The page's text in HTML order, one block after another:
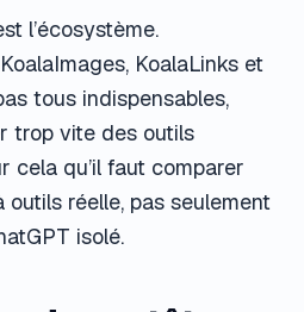
l’écosystème.
KoalaLinks et
tous indispensables,
trop vite des outils
cela qu’il faut comparer
réelle, pas seulement
isolé.